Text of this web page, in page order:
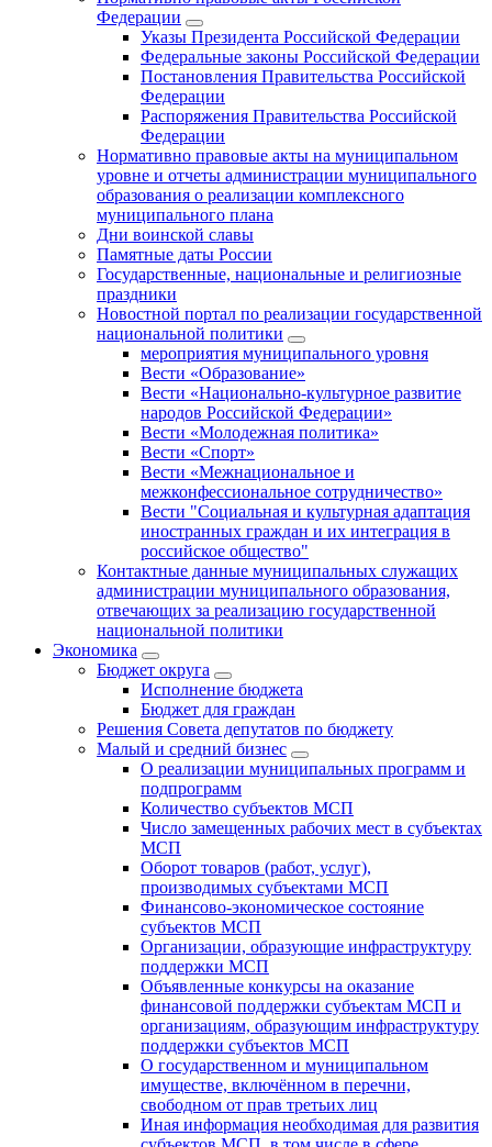
Федерации
Указы Президента Российской Федерации
Федеральные законы Российской Федерации
Постановления Правительства Российской
Федерации
Распоряжения Правительства Российской
Федерации
Нормативно правовые акты на муниципальном
уровне и отчеты администрации муниципального
образования о реализации комплексного
муниципального плана
Дни воинской славы
Памятные даты России
Государственные, национальные и религиозные
праздники
Новостной портал по реализации государственной
национальной политики
мероприятия муниципального уровня
Вести «Образование»
Вести «Национально-культурное развитие
народов Российской Федерации»
Вести «Молодежная политика»
Вести «Спорт»
Вести «Межнациональное и
межконфессиональное сотрудничество»
Вести "Социальная и культурная адаптация
иностранных граждан и их интеграция в
российское общество"
Контактные данные муниципальных служащих
администрации муниципального образования,
отвечающих за реализацию государственной
национальной политики
Экономика
Бюджет округa
Исполнение бюджета
Бюджет для граждан
Решения Совета депутатов по бюджету
Малый и средний бизнес
О реализации муниципальных программ и
подпрограмм
Количество субъектов МСП
Число замещенных рабочих мест в субъектах
МСП
Оборот товаров (работ, услуг),
производимых субъектами МСП
Финансово-экономическое состояние
субъектов МСП
Организации, образующие инфраструктуру
поддержки МСП
Объявленные конкурсы на оказание
финансовой поддержки субъектам МСП и
организациям, образующим инфраструктуру
поддержки субъектов МСП
О государственном и муниципальном
имуществе, включённом в перечни,
свободном от прав третьих лиц
Иная информация необходимая для развития